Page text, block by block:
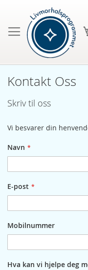
Content
Kontakt Oss
Skriv til oss
Vi besvarer din
Navn
E-post
Mobilnummer
Hva kan vi hjelpe deg